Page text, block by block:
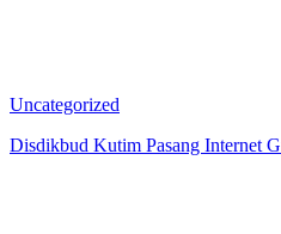
Uncategorized
Disdikbud Kutim Pasang Internet